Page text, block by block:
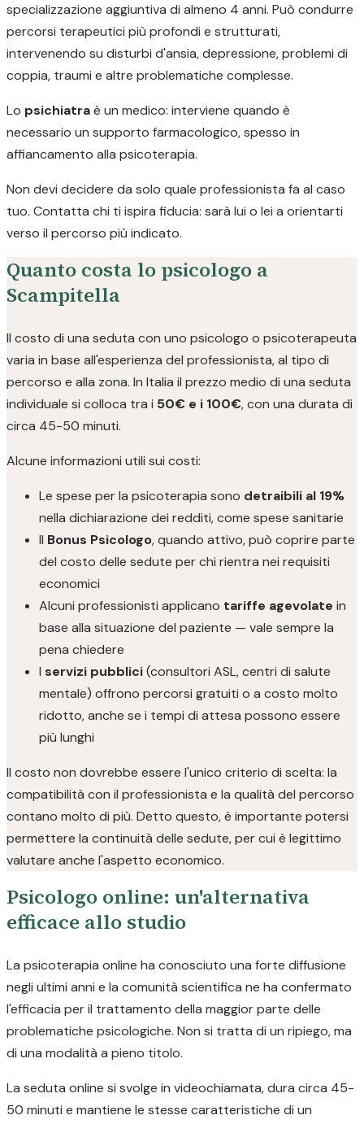
specializzazione aggiuntiva di almeno 4 anni. Può condurre
percorsi terapeutici più profondi e strutturati,
intervenendo su disturbi d'ansia, depressione, problemi di
coppia, traumi e altre problematiche complesse.
Lo psichiatraè un medico: interviene quando è
necessario un supporto farmacologico, spesso in
affiancamento alla psicoterapia.
Non devi decidere da solo quale professionista fa al caso
tuo. Contatta chi ti ispira fiducia: sarà lui o lei a orientarti
verso il percorso più indicato.
Quanto costa lo psicologo a
Scampitella
Il costo di una seduta con uno psicologo o psicoterapeuta
varia in base all'esperienza del professionista, al tipo di
percorso e alla zona. In Italia il prezzo medio di una seduta
individuale si colloca tra i 50€ e i 100€, con una durata di
circa 45-50 minuti.
Alcune informazioni utili sui costi:
Le spese per la psicoterapia sono detraibili al 19%
nella dichiarazione dei redditi, come spese sanitarie
Il Bonus Psicologo, quando attivo, può coprire parte
del costo delle sedute per chi rientra nei requisiti
economici
Alcuni professionisti applicano tariffe agevolate in
base alla situazione del paziente — vale sempre la
pena chiedere
I servizi pubblici(consultori ASL, centri di salute
mentale) offrono percorsi gratuiti o a costo molto
ridotto, anche se i tempi di attesa possono essere
più lunghi
Il costo non dovrebbe essere l'unico criterio di scelta: la
compatibilità con il professionista e la qualità del percorso
contano molto di più. Detto questo, è importante potersi
permettere la continuità delle sedute, per cui è legittimo
valutare anche l'aspetto economico.
Psicologo online: un'alternativa
efficace allo studio
La psicoterapia online ha conosciuto una forte diffusione
negli ultimi anni e la comunità scientifica ne ha confermato
l'efficacia per il trattamento della maggior parte delle
problematiche psicologiche. Non si tratta di un ripiego, ma
di una modalità a pieno titolo.
La seduta online si svolge in videochiamata, dura circa 45-
50 minuti e mantiene le stesse caratteristiche di un